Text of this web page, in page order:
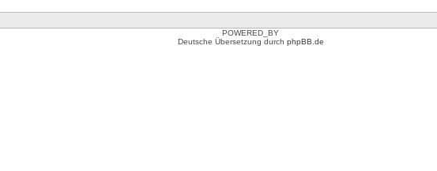
POWERED_BY
Deutsche Übersetzung durch phpBB.de